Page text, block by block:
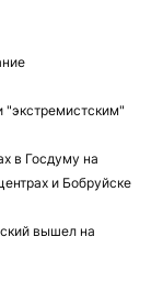
"экстремистским"
в Госдуму на
и Бобруйске
вышел на